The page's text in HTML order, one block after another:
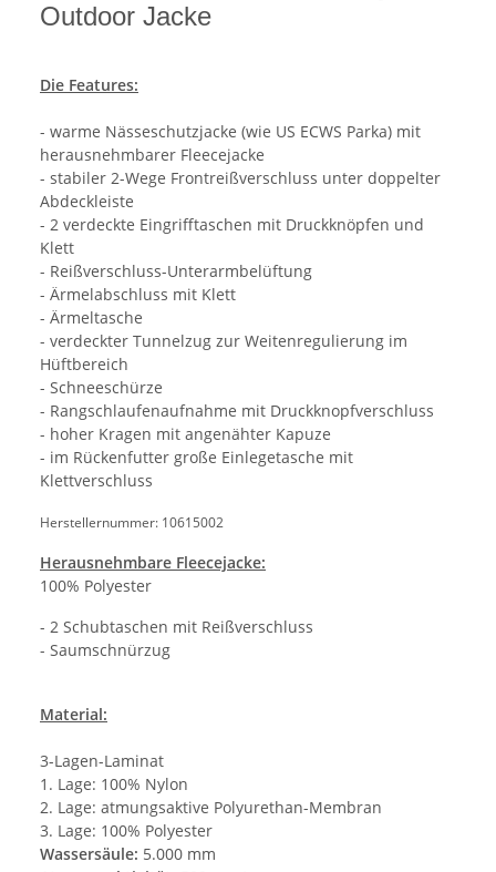
Outdoor Jacke
Die Features:
- warme Nässeschutzjacke (wie US ECWS Parka) mit
herausnehmbarer Fleecejacke
- stabiler 2-Wege Frontreißverschluss unter doppelter
Abdeckleiste
- 2 verdeckte Eingrifftaschen mit Druckknöpfen und
Klett
- Reißverschluss-Unterarmbelüftung
- Ärmelabschluss mit Klett
- Ärmeltasche
- verdeckter Tunnelzug zur Weitenregulierung im
Hüftbereich
- Schneeschürze
- Rangschlaufenaufnahme mit Druckknopfverschluss
- hoher Kragen mit angenähter Kapuze
- im Rückenfutter große Einlegetasche mit
Klettverschluss
Herstellernummer: 10615002
Herausnehmbare Fleecejacke:
100% Polyester
- 2 Schubtaschen mit Reißverschluss
- Saumschnürzug
Material:
3-Lagen-Laminat
1. Lage: 100% Nylon
2. Lage: atmungsaktive Polyurethan-Membran
3. Lage: 100% Polyester
Wassersäule: 5.000 mm